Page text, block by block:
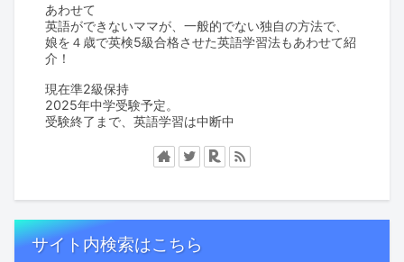
あわせて
英語ができないママが、一般的でない独自の方法で、
娘を４歳で英検5級合格させた英語学習法もあわせて紹
介！
現在準2級保持
2025年中学受験予定。
受験終了まで、英語学習は中断中
サイト内検索はこちら